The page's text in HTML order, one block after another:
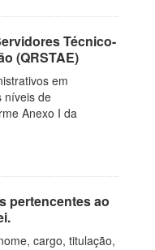
Técnico-
(QRSTAE)
em
níveis de
Anexo I da
pertencentes ao
cargo, titulação,